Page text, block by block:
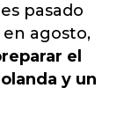
pasado
agosto,
el
y un